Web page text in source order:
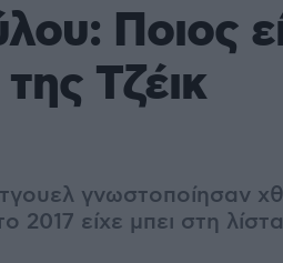
Ποιος
Τζέικ
γνωστοποίησαν
2017 είχε μπει στη